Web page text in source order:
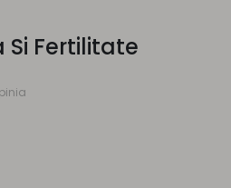
Si Fertilitate